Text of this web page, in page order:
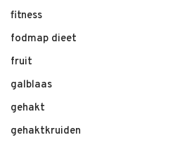
fitness
fodmap dieet
fruit
galblaas
gehakt
gehaktkruiden